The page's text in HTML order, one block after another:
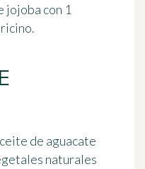
jojoba con 1
de aguacate
naturales